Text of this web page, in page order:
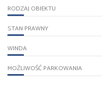
RODZAJ OBIEKTU
STAN PRAWNY
WINDA
MOŻLIWOŚĆ PARKOWANIA